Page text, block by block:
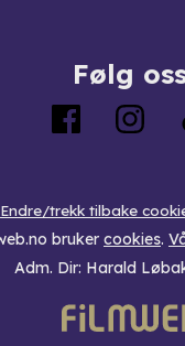
Følg
Endre/trekk tilbake
bruker cookies.
Adm. Dir: Harald